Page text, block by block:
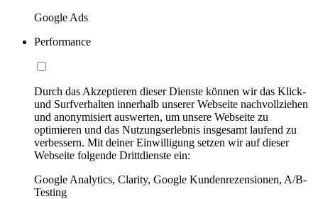
Google Ads
Performance
Durch das Akzeptieren dieser Dienste können wir das Klick-
und Surfverhalten innerhalb unserer Webseite nachvollziehen
und anonymisiert auswerten, um unsere Webseite zu
optimieren und das Nutzungserlebnis insgesamt laufend zu
verbessern. Mit deiner Einwilligung setzen wir auf dieser
Webseite folgende Drittdienste ein:
Google Analytics, Clarity, Google Kundenrezensionen, A/B-
Testing